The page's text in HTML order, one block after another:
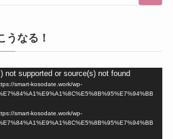
うなる！
not supported or source(s) not found
smart-kosodate.work/wp-
smart-kosodate.work/wp-